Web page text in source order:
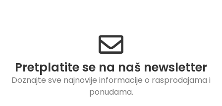
Pretplatite se na naš newsletter
Doznajte sve najnovije informacije o rasprodajama i
ponudama.